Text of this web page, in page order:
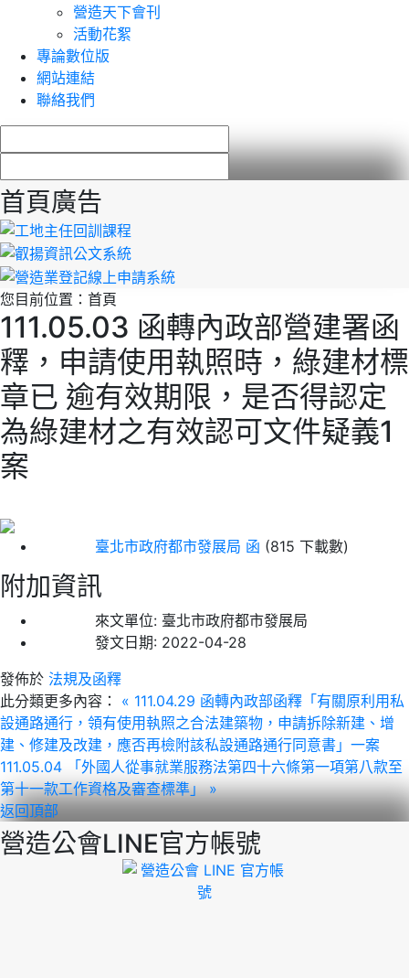
營造天下會刊
活動花絮
專論數位版
網站連結
聯絡我們
首頁廣告
您目前位置： 首頁
111.05.03 函轉內政部營建署函
釋，申請使用執照時，綠建材標
章已 逾有效期限，是否得認定
為綠建材之有效認可文件疑義1
案
臺北市政府都市發展局 函 (815 下載數)
附加資訊
來文單位: 臺北市政府都市發展局
發文日期: 2022-04-28
發佈於 法規及函釋
此分類更多內容：
« 111.04.29 函轉內政部函釋「有關原利用私
設通路通行，領有使用執照之合法建築物，申請拆除新建、增
建、修建及改建，應否再檢附該私設通路通行同意書」一案
111.05.04 「外國人從事就業服務法第四十六條第一項第八款至
第十一款工作資格及審查標準」 »
返回頂部
營造公會LINE官方帳號